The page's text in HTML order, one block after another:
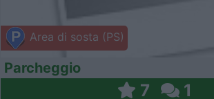
Area di sosta (PS)
Parcheggio
7 1